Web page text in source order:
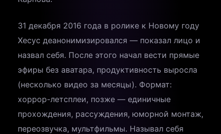
31 декабря 2016 года в ролике к Новому году
Хесус деанонимизировался — показал лицо и
назвал себя. После этого начал вести прямые
эфиры без аватара, продуктивность выросла
(несколько видео за месяцы). Формат:
хоррор-летсплеи, позже — единичные
прохождения, рассуждения, юморной монтаж,
переозвучка, мультфильмы. Называл себя